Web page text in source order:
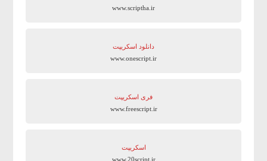
www.scriptha.ir
دانلود اسکریپت
www.onescript.ir
فری اسکریپت
www.freescript.ir
اسکریپت
www.20script.ir